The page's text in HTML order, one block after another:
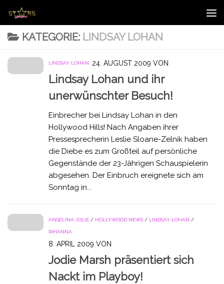
Zum Inhalt springen
KATEGORIE: LINDSAY LOHAN
LINDSAY LOHAN 24. AUGUST 2009 VON
Lindsay Lohan und ihr
unerwünschter Besuch!
Einbrecher bei Lindsay Lohan in den
Hollywood Hills! Nach Angaben ihrer
Pressesprecherin Leslie Sloane-Zelnik haben
die Diebe es zum Großteil auf persönliche
Gegenstände der 23-Jährigen Schauspielerin
abgesehen. Der Einbruch ereignete sich am
Sonntag in...
ANGELINA JOLIE / HOLLYWOOD NEWS / LINDSAY LOHAN /
RIHANNA
8. APRIL 2009 VON
Jodie Marsh präsentiert sich
Nackt im Playboy!